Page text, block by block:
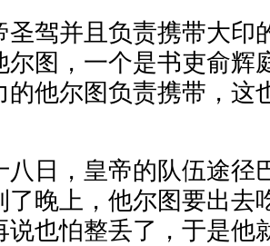
圣驾并且负责携带大印
尔图，一个是书吏俞辉
的他尔图负责携带，这
八日，皇帝的队伍途径
了晚上，他尔图要出去
说也怕整丢了，于是他